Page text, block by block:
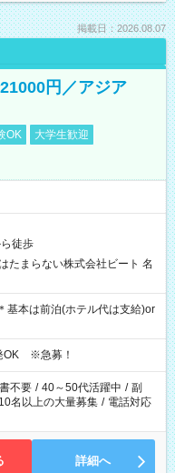
掲載日：2026.08.07
円／アジア
OK
大学生歓迎
徒歩
たまらない株式会社ビート 名
基本は前泊(ホテル代は支給)or
OK ※急募！
不要 / 40～50代活躍中 / 副
10名以上の大量募集 / 電話対応
詳細へ